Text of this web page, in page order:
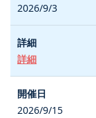
2026/9/3
詳細
2026/9/15